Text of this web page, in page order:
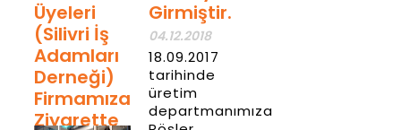
Üyeleri
(Silivri İş
Adamları
Derneği)
Firmamıza
Ziyarette
Girmiştir.
04.12.2018
18.09.2017
tarihinde
üretim
departmanımıza